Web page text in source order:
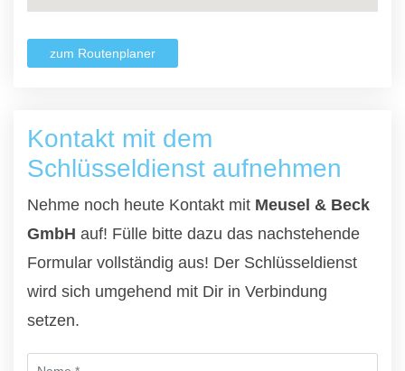
zum Routenplaner
Kontakt mit dem
Schlüsseldienst aufnehmen
Nehme noch heute Kontakt mit Meusel & Beck
GmbH auf! Fülle bitte dazu das nachstehende
Formular vollständig aus! Der Schlüsseldienst
wird sich umgehend mit Dir in Verbindung
setzen.